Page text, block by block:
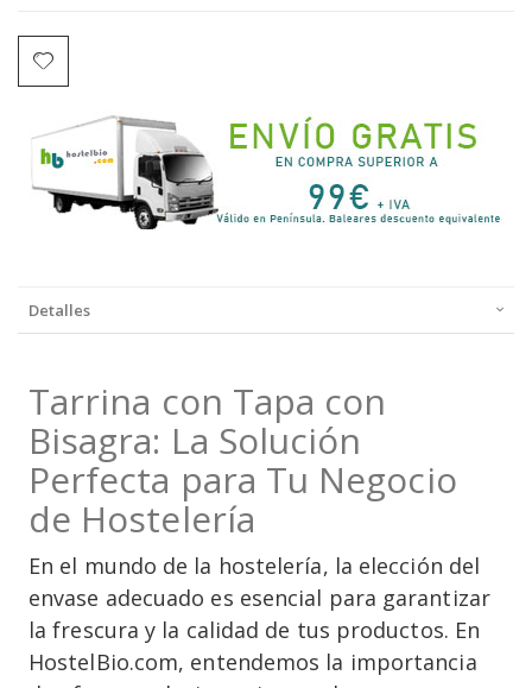
Detalles
Tarrina con Tapa con
Bisagra: La Solución
Perfecta para Tu Negocio
de Hostelería
En el mundo de la hostelería, la elección del
envase adecuado es esencial para garantizar
la frescura y la calidad de tus productos. En
HostelBio.com, entendemos la importancia